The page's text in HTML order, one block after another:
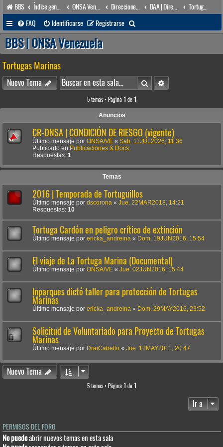
BBS Índice general ONSA Venezuela (acceso público) Direcciones Administrativas DAA | Dirección de Asuntos Ambientales
Tortugas Marinas
FAQ
Identificarse Registrarse
u
a
r
BBS | ONSA Venezuela
Tortugas Marinas
Nuevo Tema BuscarBúsqueda avanzada
5 temas • Página 1 de 1
Anuncios
CR-ONSA | CONDICIÓN DE RIESGO (vigente)
Último mensaje por ONSA/VE « Sab. 11JUL2026, 11:36
Publicado en Publicaciones & Docs.
Respuestas: 1
Temas
2016 | Temporada de Tortuguillos
Último mensaje por dscorona « Jue. 22MAR2018, 14:21
Respuestas: 10
Tortuga Cardón en peligro crítico de extinción
Último mensaje por ericka_andreina « Dom. 19JUN2016, 15:54
El viaje de La Tortuga Marina (Documental)
Último mensaje por ONSA/VE « Jue. 02JUN2016, 15:44
Inparques dictó taller para protección de Tortugas
Marinas
Último mensaje por ericka_andreina « Dom. 29MAY2016, 23:52
Solicitud de Voluntariado para Proyecto de Tortugas
Marinas
Último mensaje por DraiCabello « Jue. 12MAY2011, 20:47
Nuevo Tema
5 temas • Página 1 de 1
Ir a
PERMISOS DEL FORO
No puedeabrir nuevos temas en esta sala